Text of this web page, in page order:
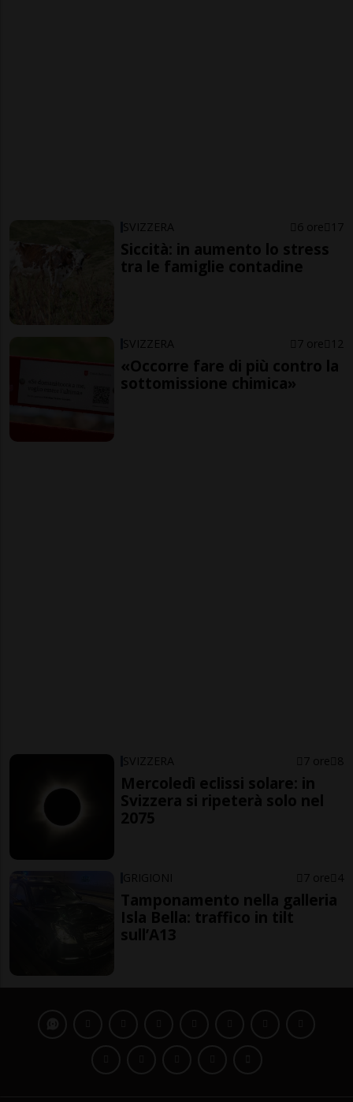
SVIZZERA 6 ore 17
Siccità: in aumento lo stress
tra le famiglie contadine
SVIZZERA 7 ore 12
«Occorre fare di più contro la
sottomissione chimica»
SVIZZERA 7 ore 8
Mercoledì eclissi solare: in
Svizzera si ripeterà solo nel
2075
GRIGIONI 7 ore 4
Tamponamento nella galleria
Isla Bella: traffico in tilt
sull’A13